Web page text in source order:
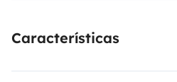
Características